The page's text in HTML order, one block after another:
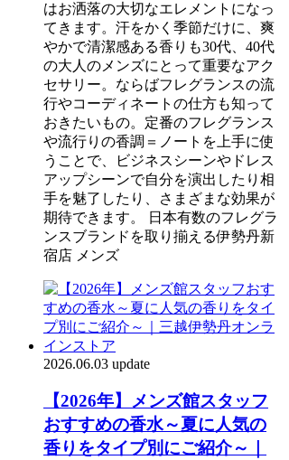
はお洒落の大切なエレメントになっ
てきます。汗をかく季節だけに、爽
やかで清潔感ある香りも30代、40代
の大人のメンズにとって重要なアク
セサリー。ならばフレグランスの流
行やコーディネートの仕方も知って
おきたいもの。定番のフレグランス
や流行りの香調＝ノートを上手に使
うことで、ビジネスシーンやドレス
アップシーンで自分を演出したり相
手を魅了したり、さまざまな効果が
期待できます。 日本有数のフレグラ
ンスブランドを取り揃える伊勢丹新
宿店 メンズ
2026.06.03 update
【2026年】メンズ館スタッフ
おすすめの香水～夏に人気の
香りをタイプ別にご紹介～｜